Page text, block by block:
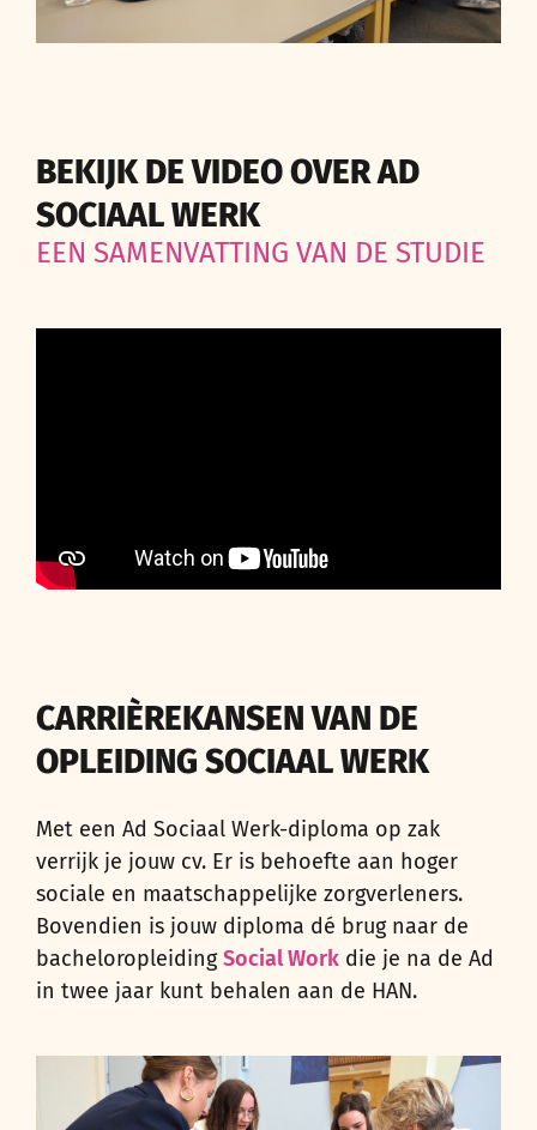
BEKIJK DE VIDEO OVER AD
SOCIAAL WERK
EEN SAMENVATTING VAN DE STUDIE
CARRIÈREKANSEN VAN DE
OPLEIDING SOCIAAL WERK
Met een Ad Sociaal Werk-diploma op zak
verrijk je jouw cv. Er is behoefte aan hoger
sociale en maatschappelijke zorgverleners.
Bovendien is jouw diploma dé brug naar de
bacheloropleidingSocial Work die je na de Ad
in twee jaar kunt behalen aan de HAN.